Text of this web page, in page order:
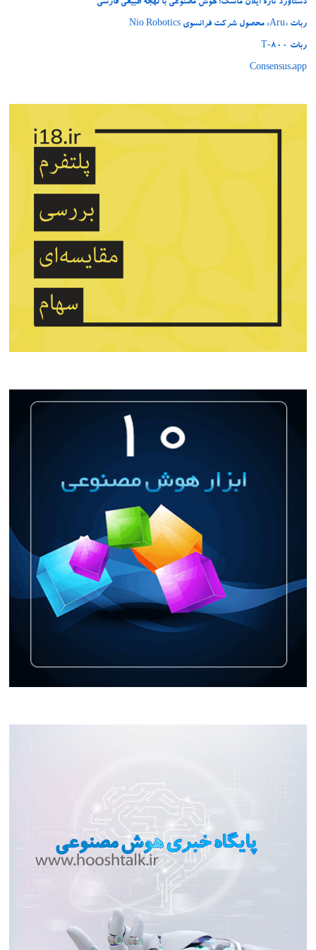
دستاورد تازه ایلان ماسک؛ هوش مصنوعی با لهجه طبیعی فارسی
ربات «Aru» محصول شرکت فرانسوی Nio Robotics
ربات T‑800
Consensus.app